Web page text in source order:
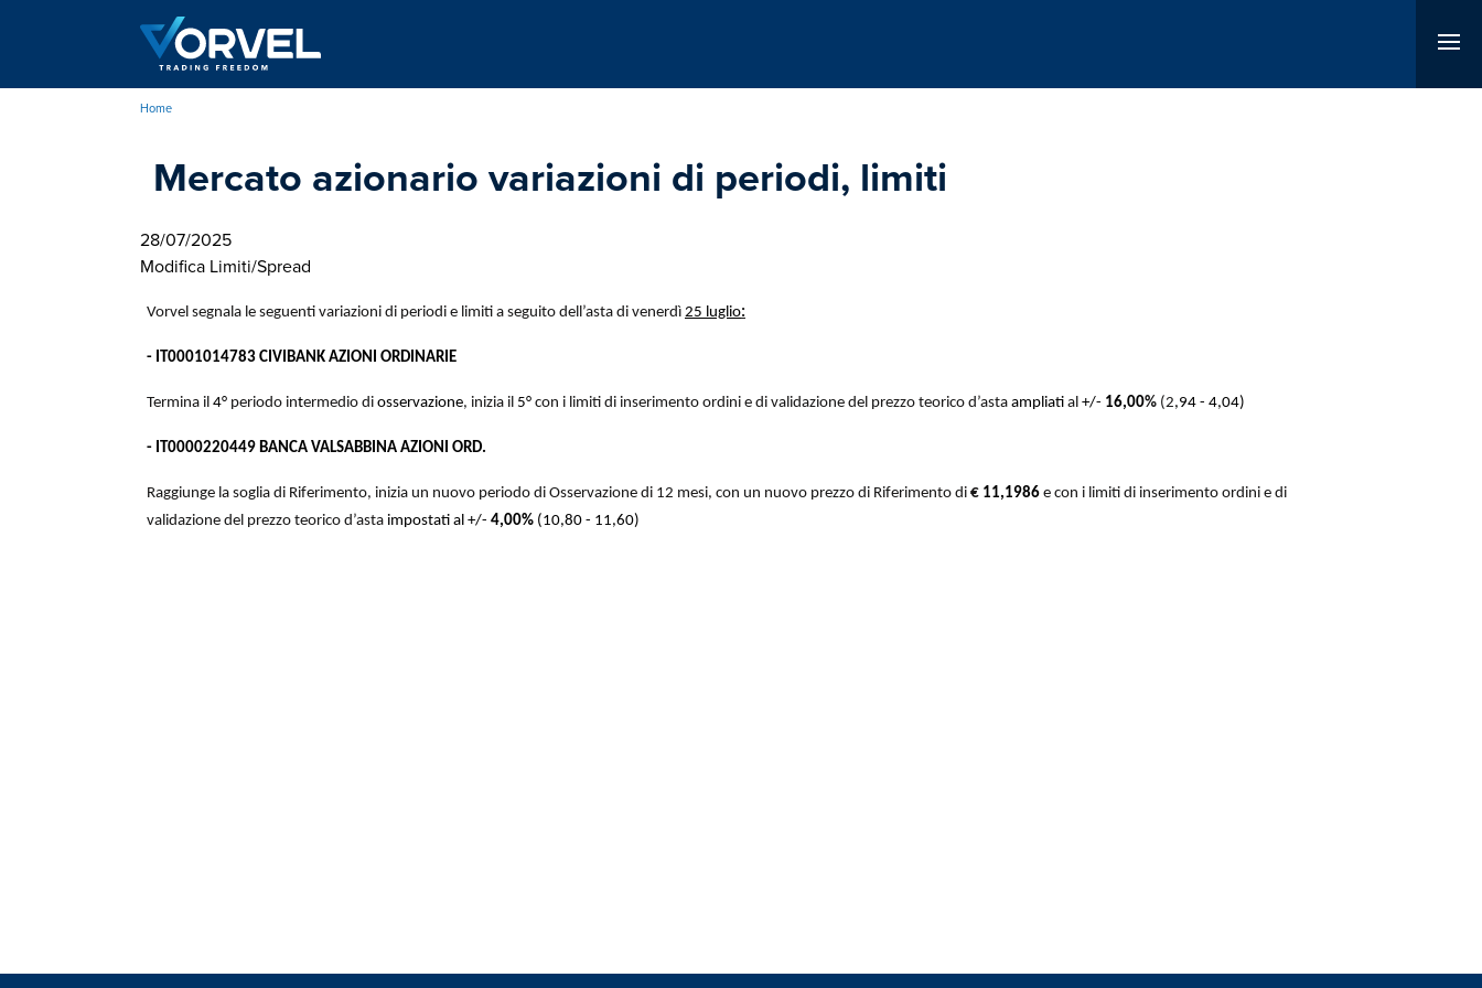
principale
di
Home
Mercato azionario variazioni di periodi, limiti
28/07/2025
Modifica Limiti/Spread
Vorvel segnala le seguenti variazioni di periodi e limiti a seguito dell’asta di venerdì 25 luglio:
- IT0001014783 CIVIBANK AZIONI ORDINARIE
Termina il 4° periodo intermedio di osservazione, inizia il 5° con i limiti di inserimento ordini e di validazione del prezzo teorico d’asta ampliati al +/- 16,00% (2,94 - 4,04)
- IT0000220449 BANCA VALSABBINA AZIONI ORD.
Raggiunge la soglia di Riferimento, inizia un nuovo periodo di Osservazione di 12 mesi, con un nuovo prezzo di Riferimento di € 11,1986 e con i limiti di inserimento ordini e di
validazione del prezzo teorico d’asta impostati al +/- 4,00% (10,80 - 11,60)